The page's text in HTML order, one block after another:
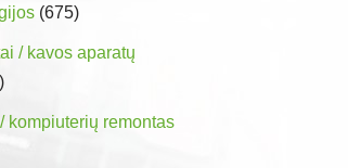
(675)
/ kavos aparatų
kompiuterių remontas